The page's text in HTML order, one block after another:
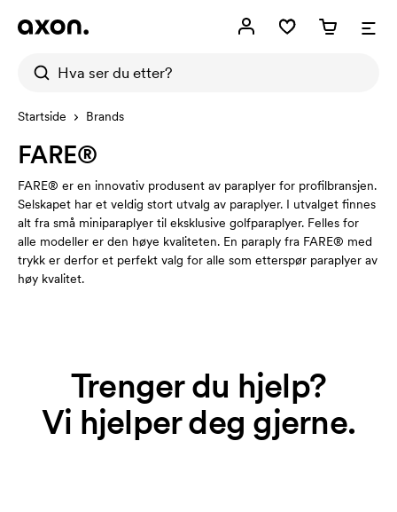
Startside Brands
FARE®
FARE® er en innovativ produsent av paraplyer for profilbransjen.
Selskapet har et veldig stort utvalg av paraplyer. I utvalget finnes
alt fra små miniparaplyer til eksklusive golfparaplyer. Felles for
alle modeller er den høye kvaliteten. En paraply fra FARE® med
trykk er derfor et perfekt valg for alle som etterspør paraplyer av
høy kvalitet.
Trenger du hjelp?
Vi hjelper deg gjerne.